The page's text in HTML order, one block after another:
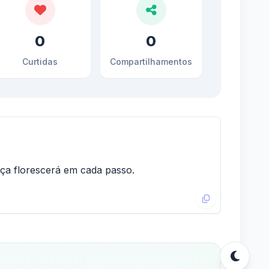
0
Curtidas
0
Compartilhamentos
florescerá em cada passo.